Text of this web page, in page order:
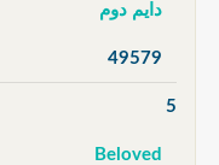
دايم دوم
49579
5
Beloved